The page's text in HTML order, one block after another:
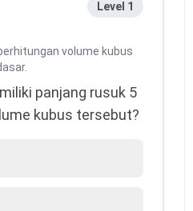
Level 1
volume kubus
panjang rusuk 5
kubus tersebut?